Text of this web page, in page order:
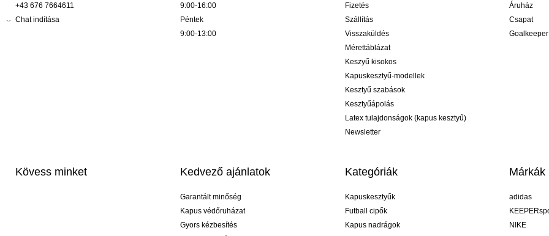
+43 676 7664611
Chat indítása
9:00-16:00
Péntek
9:00-13:00
Fizetés
Szállítás
Visszaküldés
Mérettáblázat
Keszyű kisokos
Kapuskesztyű-modellek
Kesztyű szabások
Kesztyűápolás
Latex tulajdonságok (kapus kesztyű)
Newsletter
Áruház
Csapat
Kövess minket Kedvező ajánlatok
Garantált minőség
Kapus védőruházat
Gyors kézbesítés
Kategóriák
Kapuskesztyűk
Futball cipők
Kapus nadrágok
Márkák
adidas
NIKE